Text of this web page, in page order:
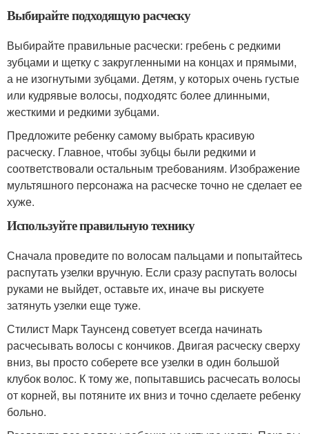
Выбирайте подходящую расческу
Выбирайте правильные расчески: гребень с редкими
зубцами и щетку с закругленными на концах и прямыми,
а не изогнутыми зубцами. Детям, у которых очень густые
или кудрявые волосы, подходятс более длинными,
жесткими и редкими зубцами.
Предложите ребенку самому выбрать красивую
расческу. Главное, чтобы зубцы были редкими и
соответствовали остальным требованиям. Изображение
мультяшного персонажа на расческе точно не сделает ее
хуже.
Используйте правильную технику
Сначала проведите по волосам пальцами и попытайтесь
распутать узелки вручную. Если сразу распутать волосы
руками не выйдет, оставьте их, иначе вы рискуете
затянуть узелки еще туже.
Стилист Марк Таунсенд советует всегда начинать
расчесывать волосы с кончиков. Двигая расческу сверху
вниз, вы просто соберете все узелки в один большой
клубок волос. К тому же, попытавшись расчесать волосы
от корней, вы потяните их вниз и точно сделаете ребенку
больно.